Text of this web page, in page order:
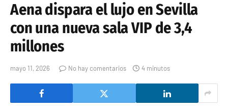
Aena dispara el lujo en Sevilla
con una nueva sala VIP de 3,4
millones
mayo 11, 2026 No hay comentarios 4 minutos